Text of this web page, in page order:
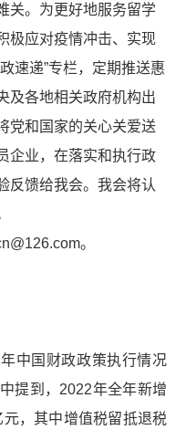
关。为更好地服务留学
极应对疫情冲击、实现
速递”专栏，定期推送惠
及各地相关政府机构出
党和国家的关心关爱送
企业，在落实和执行政
反馈给我会。我会将认
。
中国财政政策执行情况
提到，2022年全年新增
，其中增值税留抵退税